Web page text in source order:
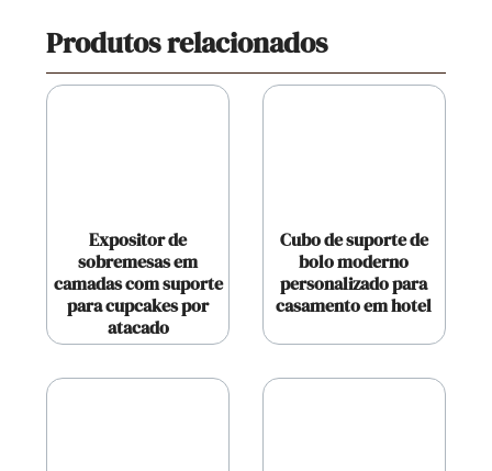
Produtos relacionados
Expositor de
sobremesas em
camadas com suporte
para cupcakes por
atacado
Cubo de suporte de
bolo moderno
personalizado para
casamento em hotel